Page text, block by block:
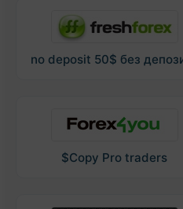
no deposit 50$ без
$Copy Pro traders